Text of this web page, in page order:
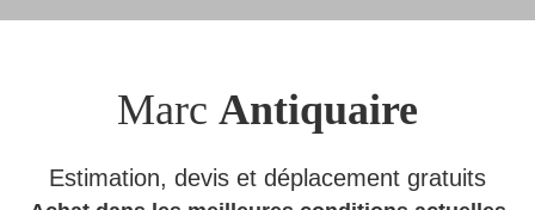
Marc Antiquaire
Estimation, devis et déplacement gratuits